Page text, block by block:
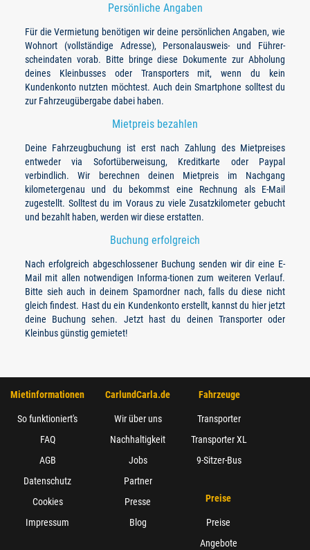
Persönliche Angaben
Für die Vermietung benötigen wir deine persönlichen Angaben, wie
Wohnort (vollständige Adresse), Personalausweis- und Führer-
scheindaten vorab. Bitte bringe diese Dokumente zur Abholung
deines Kleinbusses oder Transporters mit, wenn du kein
Kundenkonto nutzten möchtest. Auch dein Smartphone solltest du
zur Fahrzeugübergabe dabei haben.
Mietpreis bezahlen
Deine Fahrzeugbuchung ist erst nach Zahlung des Mietpreises
entweder via Sofortüberweisung, Kreditkarte oder Paypal
verbindlich. Wir berechnen deinen Mietpreis im Nachgang
kilometergenau und du bekommst eine Rechnung als E-Mail
zugestellt. Solltest du im Voraus zu viele Zusatzkilometer gebucht
und bezahlt haben, werden wir diese erstatten.
Buchung erfolgreich
Nach erfolgreich abgeschlossener Buchung senden wir dir eine E-
Mail mit allen notwendigen Informa-tionen zum weiteren Verlauf.
Bitte sieh auch in deinem Spamordner nach, falls du diese nicht
gleich findest. Hast du ein Kundenkonto erstellt, kannst du hier jetzt
deine Buchung sehen. Jetzt hast du deinen Transporter oder
Kleinbus günstig gemietet!
Mietinformationen
So funktioniert's
FAQ
AGB
Datenschutz
Cookies
Impressum
CarlundCarla.de
Wir über uns
Nachhaltigkeit
Jobs
Partner
Presse
Blog
Fahrzeuge
Transporter
Transporter XL
9-Sitzer-Bus
Preise
Preise
Angebote